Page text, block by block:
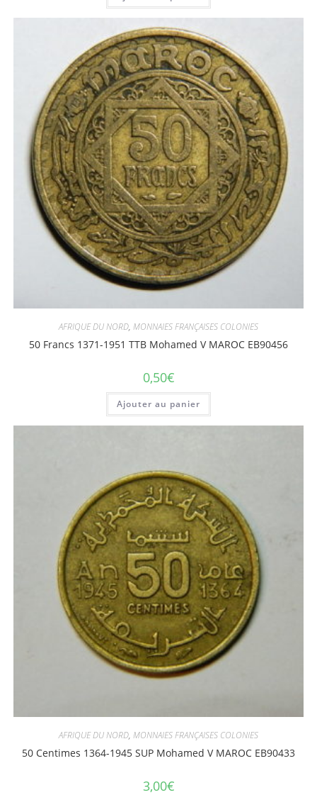
AFRIQUE DU NORD, MONNAIES FRANÇAISES COLONIES
50 Francs 1371-1951 TTB Mohamed V MAROC EB90456
0,50€
Ajouter au panier
AFRIQUE DU NORD, MONNAIES FRANÇAISES COLONIES
50 Centimes 1364-1945 SUP Mohamed V MAROC EB90433
3,00€